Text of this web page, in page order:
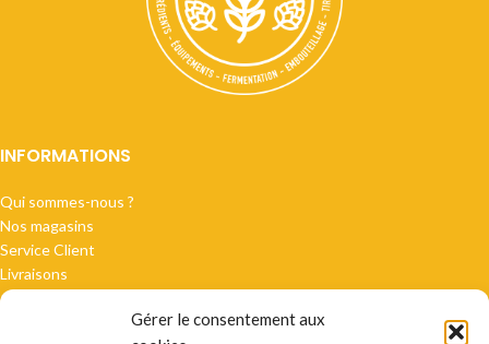
Gérer le consentement aux
INFORMATIONS
Qui sommes-nous ?
Nos magasins
Service Client
Livraisons